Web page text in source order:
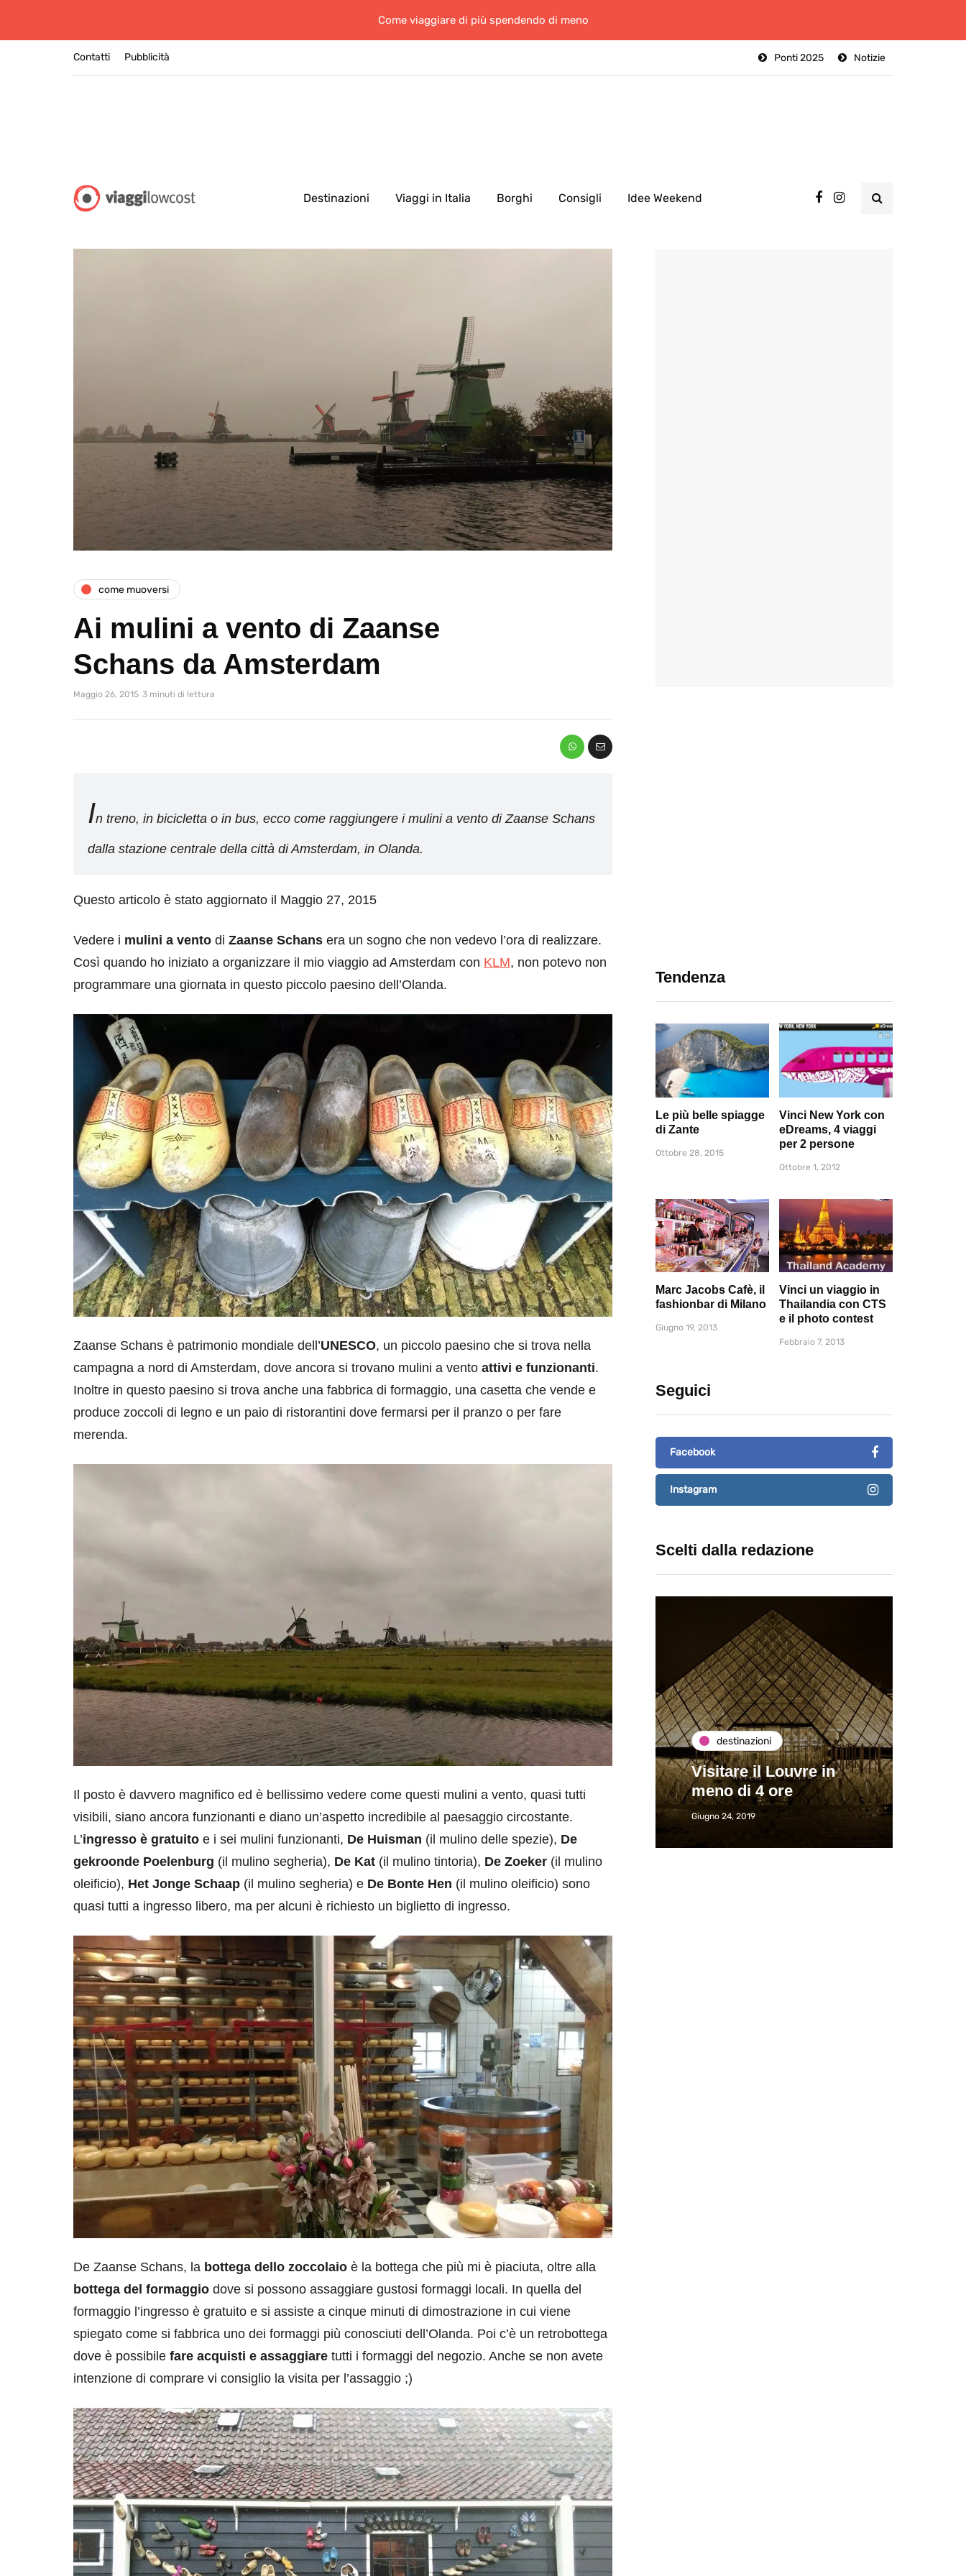
Come viaggiare di più spendendo di meno
Contatti Notizie
Ponti 2025
Pubblicità
Destinazioni Viaggi in Italia Borghi Consigli Idee Weekend
come muoversi
Ai mulini a vento di Zaanse
Schans da Amsterdam
Maggio 26, 2015 3 minuti di lettura
In treno, in bicicletta o in bus, ecco come raggiungere i mulini a vento di Zaanse Schans
dalla stazione centrale della città di Amsterdam, in Olanda.
Questo articolo è stato aggiornato il Maggio 27, 2015
Vedere i mulini a vento di Zaanse Schans era un sogno che non vedevo l’ora di realizzare.
Così quando ho iniziato a organizzare il mio viaggio ad Amsterdam con KLM, non potevo non
programmare una giornata in questo piccolo paesino dell’Olanda.
Zaanse Schans è patrimonio mondiale dell’UNESCO, un piccolo paesino che si trova nella
campagna a nord di Amsterdam, dove ancora si trovano mulini a vento attivi e funzionanti.
Inoltre in questo paesino si trova anche una fabbrica di formaggio, una casetta che vende e
produce zoccoli di legno e un paio di ristorantini dove fermarsi per il pranzo o per fare
merenda.
Il posto è davvero magnifico ed è bellissimo vedere come questi mulini a vento, quasi tutti
visibili, siano ancora funzionanti e diano un’aspetto incredibile al paesaggio circostante.
L’ingresso è gratuito e i sei mulini funzionanti, De Huisman (il mulino delle spezie), De
gekroonde Poelenburg (il mulino segheria), De Kat (il mulino tintoria), De Zoeker (il mulino
oleificio), Het Jonge Schaap (il mulino segheria) e De Bonte Hen (il mulino oleificio) sono
quasi tutti a ingresso libero, ma per alcuni è richiesto un biglietto di ingresso.
De Zaanse Schans, la bottega dello zoccolaio è la bottega che più mi è piaciuta, oltre alla
bottega del formaggio dove si possono assaggiare gustosi formaggi locali. In quella del
formaggio l’ingresso è gratuito e si assiste a cinque minuti di dimostrazione in cui viene
spiegato come si fabbrica uno dei formaggi più conosciuti dell’Olanda. Poi c’è un retrobottega
dove è possibile fare acquisti e assaggiare tutti i formaggi del negozio. Anche se non avete
intenzione di comprare vi consiglio la visita per l’assaggio ;)
Tendenza
Le più belle spiagge
di Zante
Ottobre 28, 2015
Vinci New York con
eDreams, 4 viaggi
per 2 persone
Ottobre 1, 2012
Marc Jacobs Cafè, il
fashionbar di Milano
Giugno 19, 2013
Vinci un viaggio in
Thailandia con CTS
e il photo contest
Febbraio 7, 2013
Seguici
Facebook
Instagram
Scelti dalla redazione
il Louvre in
di 4 ore
destinazioni
Paros e la Grecia di
Immaturi il Viaggio
Giugno 26, 2013
eventi
Eventi di aprile 2026 a
Rimini e dintorni
Marzo 31, 2026
destinazioni
Visitare il Louvre in
meno di 4 ore
Giugno 24, 2019